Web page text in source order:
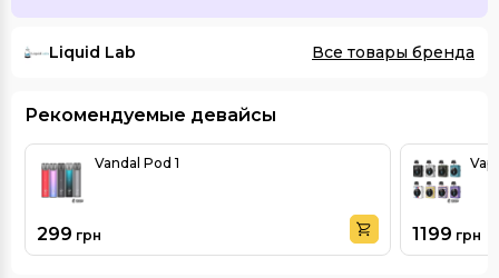
Liquid Lab Все товары бренда
Рекомендуемые девайсы
Vandal Pod 1
299 грн 1199 грн